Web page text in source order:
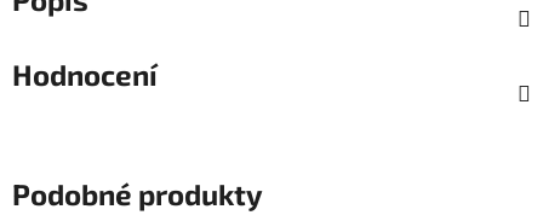
Hodnocení
Podobné produkty